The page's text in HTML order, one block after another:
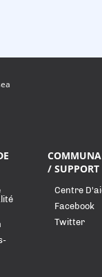
/ SUPPORT
Centre
Facebook
Twitter